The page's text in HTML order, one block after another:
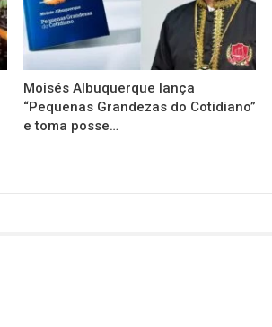
Moisés Albuquerque lança
“Pequenas Grandezas do Cotidiano”
e toma posse…